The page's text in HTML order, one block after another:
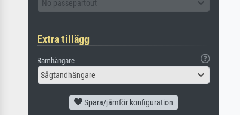
No passepartout
Extra tillägg
Ramhängare
Sågtandhängare
Spara/jämför konfiguration